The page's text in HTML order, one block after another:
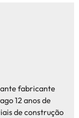
fabricante
12 anos de
de construção